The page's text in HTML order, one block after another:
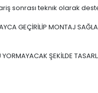
sonrası teknık olarak
GEÇİRİLİP MONTAJ
YORMAYACAK ŞEKİLDE